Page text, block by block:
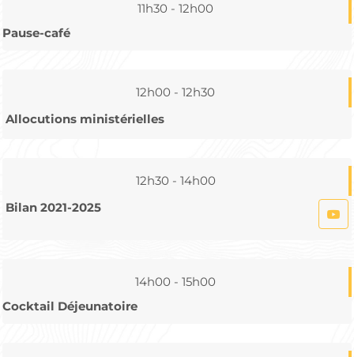
11h30 - 12h00
Pause-café
12h00 - 12h30
Allocutions ministérielles
12h30 - 14h00
Bilan 2021-2025
14h00 - 15h00
Cocktail Déjeunatoire